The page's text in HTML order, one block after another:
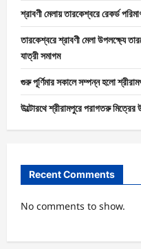
শ্রাবণী মেলায় তারকেশ্বরে রেকর্ড
তারকেশ্বরে শ্রাবণী মেলা উপলক্ষ্যে
যাত্রী সমাগম
গুরু পূর্ণিমার সকালে সম্পন্ন হলো
উল্টোরথে শ্রীরামপুরে পরাগতরু
Recent Comments
No comments to show.